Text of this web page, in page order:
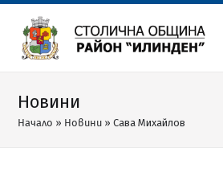
Новини
Начало » Новини »Сава Михайлов